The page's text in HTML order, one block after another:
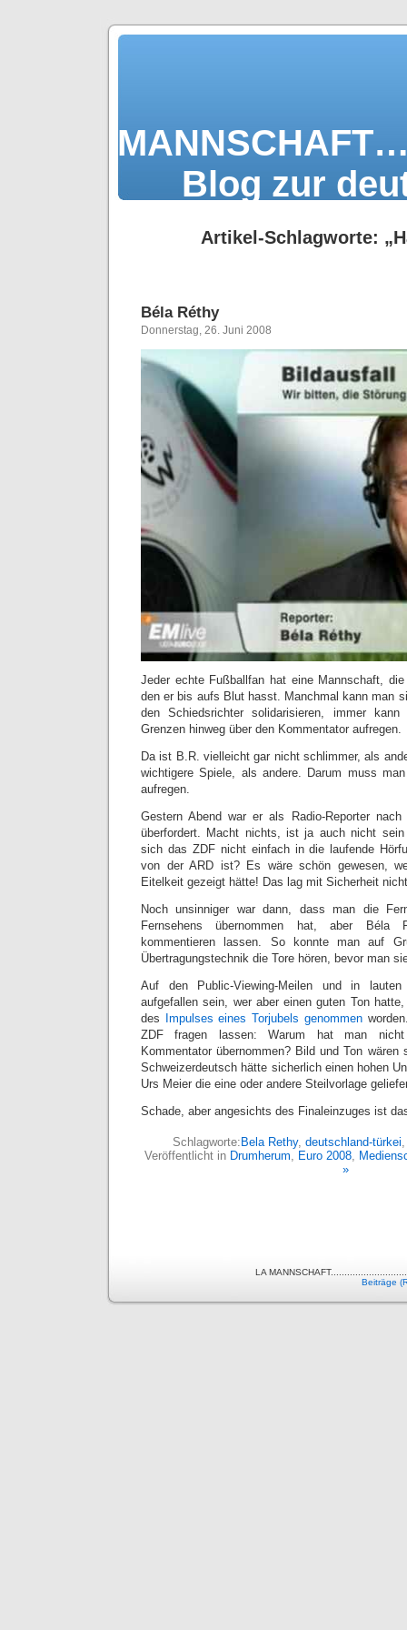
Blog zur
Artikel-Schlagworte:
Béla Réthy
Donnerstag, 26. Juni 2008
Jeder echte Fußballfan hat eine Mannschaft,
den er bis aufs Blut hasst. Manchmal kann man
den Schiedsrichter solidarisieren, immer
Grenzen hinweg über den Kommentator aufregen.
Da ist B.R. vielleicht gar nicht schlimmer, als
wichtigere Spiele, als andere. Darum muss
aufregen.
Gestern Abend war er als Radio-Reporter
überfordert. Macht nichts, ist ja auch nicht
sich das ZDF nicht einfach in die laufende
von der ARD ist? Es wäre schön gewesen,
Eitelkeit gezeigt hätte! Das lag mit Sicherheit
Noch unsinniger war dann, dass man die
Fernsehens übernommen hat, aber Béla
kommentieren lassen. So konnte man auf
Übertragungstechnik die Tore hören, bevor man
Auf den Public-Viewing-Meilen und in
aufgefallen sein, wer aber einen guten Ton
des
Impulses eines Torjubels genommen
ZDF fragen lassen: Warum hat man
Kommentator übernommen? Bild und Ton wären
Schweizerdeutsch hätte sicherlich einen hohen
Urs Meier die eine oder andere Steilvorlage
Schade, aber angesichts des Finaleinzuges ist
Schlagworte: Bela Rethy, deutschland-türkei
Veröffentlicht in Drumherum, Euro 2008,
»
LA
Beiträge